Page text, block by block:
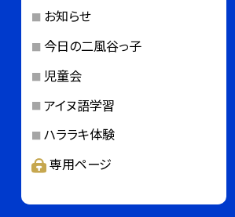
お知らせ
今日の二風谷っ子
児童会
アイヌ語学習
ハララキ体験
専用ページ